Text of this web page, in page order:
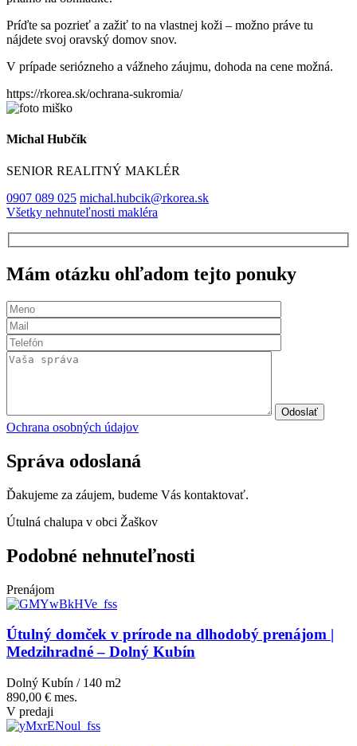
Príďte sa pozrieť a zažiť to na vlastnej koži – možno práve tu
nájdete svoj oravský domov snov.
V prípade seriózneho a vážneho záujmu, dohoda na cene možná.
https://rkorea.sk/ochrana-sukromia/
Michal Hubčík
SENIOR REALITNÝ MAKLÉR
0907 089 025 michal.hubcik@rkorea.sk
Všetky nehnuteľnosti makléra
Mám otázku ohľadom tejto ponuky
Odoslať
Ochrana osobných údajov
Správa odoslaná
Ďakujeme za záujem, budeme Vás kontaktovať.
Útulná chalupa v obci Žaškov
Podobné nehnuteľnosti
Prenájom
Útulný domček v prírode na dlhodobý prenájom |
Medzihradné – Dolný Kubín
Dolný Kubín / 140 m2
890,00 € mes.
V predaji